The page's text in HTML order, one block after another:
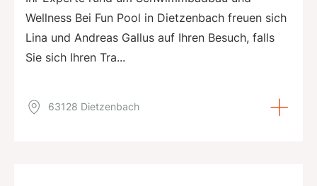
Wellness Bei Fun Pool in Dietzenbach freuen sich
Lina und Andreas Gallus auf Ihren Besuch, falls
Sie sich Ihren Tra...
63128 Dietzenbach